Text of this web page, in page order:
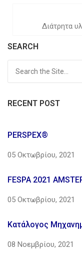
Διάτρητα
SEARCH
RECENT POST
PERSPEX®
05 Οκτωβρίου, 2021
FESPA 2021
05 Οκτωβρίου, 2021
Κατάλογος
08 Νοεμβρίου, 2021